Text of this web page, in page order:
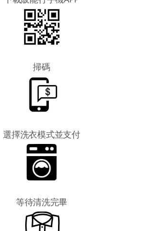
掃碼
選擇洗衣模式並支付
等待清洗完畢